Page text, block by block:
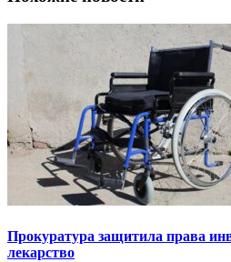
Прокуратура защитила права
лекарство